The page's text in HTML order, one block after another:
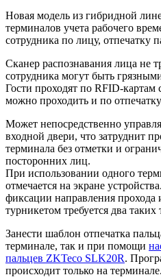
Новая модель из гибридной
терминалов учета рабочего
сотрудника по лицу, отпечатку
Сканер распознавания лица не
сотрудника могут быть
Гости проходят по RFID-картам
можно проходить и по
Может непосредственно
входной двери, что затруднит
терминала без отметки и
посторонних лиц.
При использовании одного
отмечается на экране
фиксации направления прохода
турникетом требуется два таких
Занести шаблон отпечатка
терминале, так и при помощи
пальцев ZKTeco SLK20R.
происходит только на терминале.